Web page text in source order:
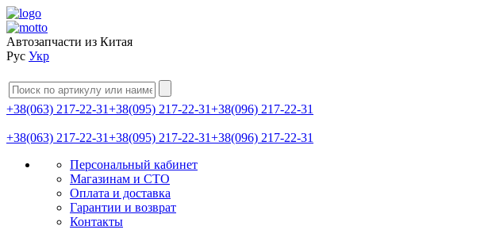
Автозапчасти из Китая
Рус Укр
+38(063) 217-22-31+38(095) 217-22-31+38(096) 217-22-31
+38(063) 217-22-31+38(095) 217-22-31+38(096) 217-22-31
Персональный кабинет
Магазинам и СТО
Оплата и доставка
Гарантии и возврат
Контакты